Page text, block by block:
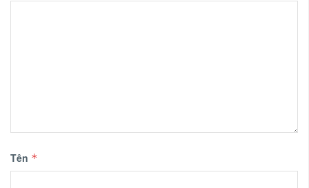
Tên *